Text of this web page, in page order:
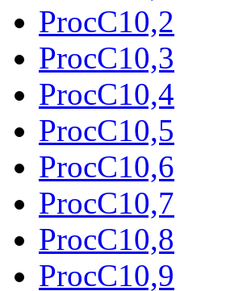
ProcC10,2
ProcC10,3
ProcC10,4
ProcC10,5
ProcC10,6
ProcC10,7
ProcC10,8
ProcC10,9